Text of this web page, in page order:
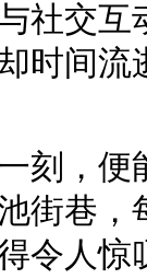
社交
时间流
，便
街巷
令人